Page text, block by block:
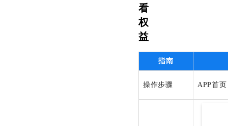
看
权
益
指南
操作步骤 APP首